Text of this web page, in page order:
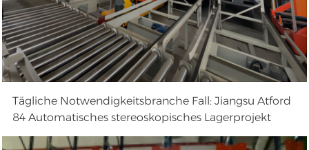
Tägliche Notwendigkeitsbranche Fall: Jiangsu Atford
84 Automatisches stereoskopisches Lagerprojekt